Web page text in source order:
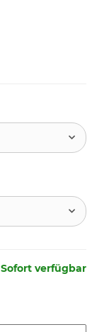
Sofort verfügbar